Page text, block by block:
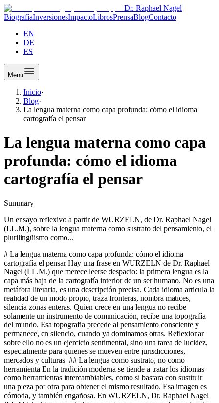
Dr. Raphael Nagel
BiografíaInversionesImpactoLibrosPrensaBlogContacto
EN
DE
ES
Menu
Inicio·
Blog·
La lengua materna como capa profunda: cómo el idioma
cartografía el pensar
La lengua materna como capa
profunda: cómo el idioma
cartografía el pensar
Summary
Un ensayo reflexivo a partir de WURZELN, de Dr. Raphael Nagel
(LL.M.), sobre la lengua materna como sustrato del pensamiento, el
plurilingüismo como...
# La lengua materna como capa profunda: cómo el idioma cartografía el pensar Hay una frase en WURZELN de Dr. Raphael Nagel (LL.M.) que merece leerse despacio: la primera lengua es la capa más baja de la cartografía interior de un ser humano. No es una metáfora literaria, es una descripción precisa. Cada idioma articula la realidad de un modo propio, traza fronteras, nombra matices, silencia zonas enteras. Quien crece en una lengua no recibe solamente un instrumento de comunicación, recibe una topografía del mundo. Esa topografía precede al pensamiento consciente y permanece, en silencio, cuando ya dominamos otras. Reflexionar sobre ello no es un ejercicio sentimental, sino una tarea de lucidez, especialmente para quienes se mueven entre jurisdicciones, mercados y culturas. ## La lengua como sustrato, no como herramienta En la tradición moderna se tiende a tratar los idiomas como herramientas intercambiables, como si bastara con sustituir una pieza por otra para obtener el mismo resultado. Esa imagen es cómoda, y también engañosa. En WURZELN, Dr. Raphael Nagel (LL.M.) insiste en que la lengua materna no se aprende, se absorbe. Se adquiere antes de que exista una instancia crítica capaz de filtrarla. Por eso no actúa como un instrumento externo, sino como un sustrato que condiciona lo que después se podrá pensar. El alemán divide el mundo de manera distinta al ruso, el ruso de forma distinta al árabe. No se trata de un puro matiz estilístico. Cada lengua tiene conceptos que en otras faltan, y tiene zonas ciegas donde otras trazan contornos nítidos. Quien se crió en una sola lengua hereda un mapa en el que ciertos territorios están representados con alta resolución y otros apenas son visibles. Ese mapa se sigue usando toda la vida, incluso cuando se superponen otros encima. La primera cartografía no se borra, se cubre. Comprender esto cambia la forma de escuchar. Una palabra pronunciada en la lengua materna no se procesa igual que su equivalente aprendido más tarde. Llega antes al cuerpo, antes a la memoria, antes a la intuición. Por eso, como recuerda el autor, muchas personas que viven décadas en un idioma extranjero regresan a su lengua primera en el dolor, en el sueño o en la oración. No es nostalgia, es arquitectura. ## Cartografía del pensar: lengua materna, identidad y pensamiento La tesis que sostiene WURZELN es que la identidad no es un producto, sino una herencia. Dentro de ese legado, la lengua materna ocupa un lugar peculiar, porque es al mismo tiempo la más invisible y la más determinante de las capas. Mientras la familia y la geografía se dejan describir con cierta distancia, el idioma forma las propias categorías con las que se piensa sobre ellas. Se piensa desde la lengua, no sobre ella. Aquí aparece la relación entre lengua materna, identidad y pensamiento que el libro trabaja con precisión. Las distinciones que nos parecen naturales son con frecuencia distinciones de nuestra lengua. Las fronteras entre lo público y lo privado, entre deber y voluntad, entre prudencia y cálculo, se trazan de manera distinta según el idioma en que fueron interiorizadas por primera vez. Quien ignora esta dimensión cree que discute sobre hechos, cuando a menudo discute sobre mapas. Dr. Raphael Nagel (LL.M.) no extrae de esto una posición relativista, sino una exigencia de honestidad intelectual. Reconocer que la propia lengua materna condiciona el pensamiento no obliga a renunciar al juicio, obliga a situarlo. Un juicio consciente de su procedencia es más sólido que un juicio que se cree neutral. La neutralidad lingüística es, en la mayoría de los casos, una ilusión de quien no ha tenido que traducirse. ## Plurilingüismo como privilegio estructural Quien ha aprendido dos o tres lenguas en la infancia dispone de varias de esas cartografías a la vez. El libro es claro: esto es un privilegio que se suele subestimar. Permite alternar entre modos de pensar sin notar el cambio, ver problemas desde dos flancos simultáneos, habitar los intersticios que al monolingüe permanecen cerrados. Ningún curso posterior, por intensivo que sea, logra reproducir lo que ocurre en un cerebro infantil que absorbe dos lenguas al mismo tiempo. No es un entrenamiento, es una estructura. Por eso conviene distinguir entre plurilingüismo como herramienta y plurilingüismo como sustrato. El primero se adquiere por necesidad profesional y resulta útil, pero opera sobre un único suelo lingüístico. El segundo forma parte del suelo mismo. Los directivos y negociadores que crecieron en varias lenguas perciben con naturalidad ambigüedades que, para otros, requieren un esfuerzo consciente de traducción. No son más inteligentes, son más densos en mapas. Esta densidad no garantiza sabiduría. Puede conducir también a una cierta ligereza, a la tentación de creer que todo es traducible y que, en el fondo, se entiende con todos. WURZELN advierte contra esa ilusión. Poseer varias cartografías no cancela el hecho de que cada una tenga zonas que las otras no reflejan. El plurilingüe maduro sabe que incluso él guarda una lengua más profunda que las demás, la lengua en la que reza, sueña o se derrumba. ## Implicaciones para la negociación internacional Las consecuencias para quien negocia entre jurisdicciones son considerables. En una mesa internacional se suele asumir que todos hablan el mismo idioma técnico, habitualmente inglés, y que por tanto comparten el mismo marco. Esa presunción es práctica y peligrosa. El idioma común de trabajo es una capa superpuesta. Debajo, cada parte sigue pensando desde su lengua materna, con sus categorías jurídicas, morales y afectivas propias. Un término como confianza, Vertrauen, trust o fiducia no cubre exactamente el mismo terreno en cada lengua. Conceptos como responsabilidad, garantía, buena fe o riesgo arrastran genealogías distintas. Un negociador prudente no trata estas diferencias como ruido, sino como información. Saber que el interlocutor piensa desde otra cartografía permite anticipar malentendidos antes de que se materialicen en contrato. Dr. Raphael Nagel (LL.M.) subraya en su obra que quien conoce su propio origen no queda prisionero de él, queda informado. Aplicado a la práctica negociadora, esto significa reconocer la propia lengua materna como lente, no como verdad. Quien negocia en una lengua adquirida con la conciencia de estar operando sobre una capa secundaria, mantiene una reserva de cautela que protege de decisiones tomadas en falsa equivalencia. ## Mercados de capitales europeos y cultura lingüística Los mercados de capitales europeos ofrecen un laboratorio privilegiado de esta cuestión. Europa, a diferencia de otros bloques, no se ha unificado lingüísticamente, y probablemente no deba hacerlo. Su fuerza estratégica es precisamente esa multiplicidad. Pero esa misma multiplicidad exige un grado de conciencia lingüística que la práctica financiera, orientada a la eficiencia, tiende a suprimir bajo una capa técnica estandarizada. Cuando un inversor alemán, un gestor francés y un emisor español debaten una estructura, cada uno traduce internamente términos que le llegan en inglés de trabajo. Las diferencias no aparecen en el memorándum, pero sí en la interpretación posterior, en los litigios, en las expectativas incumplidas. La eficiencia aparente de una lengua común puede ocultar una ineficiencia profunda en la alineación de significados. El coste de esa opacidad se paga más tarde, casi siempre con intereses. El ensayo de WURZELN sugiere una salida que no es simple pero sí honesta. Reconocer la lengua materna de cada parte como parte del expediente. No para sustituir los documentos, sino para leerlos con mayor profundidad. Una cultura de mercado europea madura no sería aquella que uniformiza el idioma, sino aquella que asume la pluralidad lingüística como componente estructural de su gobernanza, con la misma seriedad con que asume las normas contables o prudenciales. ## El ejecutivo plurilingüe y la ética del origen Para el dirigente que se mueve entre varias lenguas y mercados, todo esto desemboca en una cuestión ética más que técnica. No basta con ser operativo en varios idiomas. Se trata de saber en qué lengua se piensa realmente cuando se decide, en qué lengua se teme, en qué lengua se confía. Esa lengua interior sigue trabajando incluso cuando los memorandos se redactan en otra. Ignorarla es una forma de autoengaño administrativo. La obra de Dr. Raphael Nagel (LL.M.) invita a tratar esta capa con respeto, no con sospecha. La lengua materna no es un residuo del pasado a superar. Es el suelo sobre el que se han construido los primeros juicios, las primeras palabras de afecto, las primeras frases en las que el mundo se volvió nombrable. Quien la niega no accede a una identidad más libre, accede solamente a una identidad más superficial, más manejable desde fuera. Lo contrario no es el repliegue monolingüe, que también sería un empobrecimiento. Lo contrario es el plurilingüismo consciente, que reconoce al mismo tiempo la primacía de la lengua primera y la riqueza de las lenguas sumadas. Un ejecutivo europeo serio debería poder decir, sin vergüenza y sin vanidad, en qué lengua piensa cuando nadie lo escucha. Esa respuesta, lejos de ser privada, condiciona la calidad de sus decisiones públicas. Si hay un hilo que atraviesa estas páginas, es el que WURZELN formula con sobriedad: la identidad es herencia antes que producto, y la lengua materna es la forma más silenciosa y más poderosa de esa herencia. Reconocerlo no limita la libertad, la precisa. El dirigente que sabe desde qué lengua escucha, negocia y duda está mejor equipado para entender a quienes operan desde otra, porque ha dejado de confundir su cartografía con la realidad. La lectura de Dr. Raphael Nagel (LL.M.) no ofrece recetas, sino una disciplina de atención. En los mercados europeos, tan propensos a creerse universales bajo una lengua técnica, esa disciplina es una forma de prudencia largamente olvidada. Quien se toma en